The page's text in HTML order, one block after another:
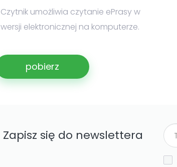
Czytnik umożliwia czytanie ePrasy w
wersji elektronicznej na komputerze.
pobierz
Zapisz się do newslettera